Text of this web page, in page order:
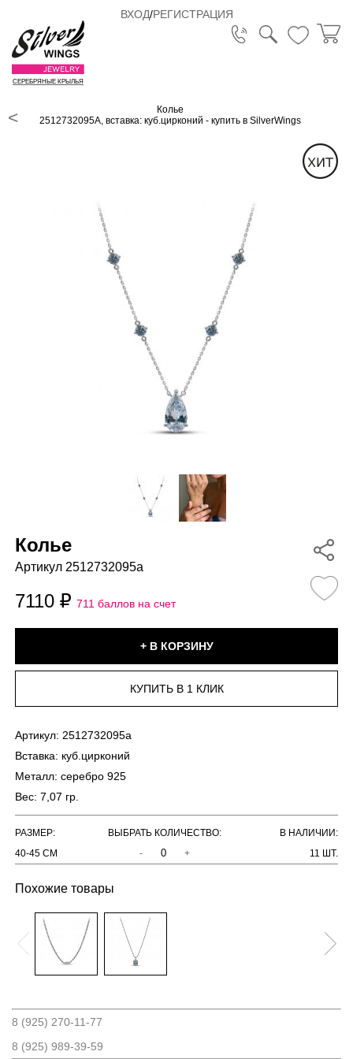
ВХОД/РЕГИСТРАЦИЯ
СЕРЕБРЯНЫЕ КРЫЛЬЯ
Колье
2512732095A, вставка: куб.цирконий - купить в SilverWings
Колье
Артикул 2512732095a
7110 711 баллов на счет
Артикул: 2512732095a
Вставка: куб.цирконий
Металл: серебро 925
Вес: 7,07 гр.
РАЗМЕР: ВЫБРАТЬ КОЛИЧЕСТВО:
В НАЛИЧИИ:
40-45 СМ
- + 11 ШТ.
Похожие товары
8 (925) 270-11-77
8 (925) 989-39-59